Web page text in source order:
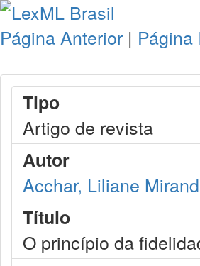
Página Anterior | Página
Tipo
Artigo de revista
Autor
Acchar, Liliane
Título
O princípio da